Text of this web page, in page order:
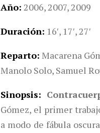
Año 2006, 2007, 2009
Duración 16′, 17′, 27′
Reparto Macarena
Manolo Solo, Samuel
Sinopsis
Gómez, el primer
a modo de fábula